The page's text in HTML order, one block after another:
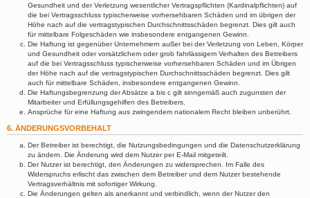
Gesundheit und der Verletzung wesentlicher Vertragspflichten (Kardinalpflichten) auf
die bei Vertragsschluss typischerweise vorhersehbaren Schäden und im übrigen der
Höhe nach auf die vertragstypischen Durchschnittsschäden begrenzt. Dies gilt auch
für mittelbare Folgeschäden wie insbesondere entgangenen Gewinn.
Die Haftung ist gegenüber Unternehmern außer bei der Verletzung von Leben, Körper
und Gesundheit oder vorsätzlichem oder grob fahrlässigem Verhalten des Betreibers
auf die bei Vertragsschluss typischerweise vorhersehbaren Schäden und im Übrigen
der Höhe nach auf die vertragstypischen Durchschnittsschäden begrenzt. Dies gilt
auch für mittelbare Schäden, insbesondere entgangenen Gewinn.
Die Haftungsbegrenzung der Absätze a bis c gilt sinngemäß auch zugunsten der
Mitarbeiter und Erfüllungsgehilfen des Betreibers.
Ansprüche für eine Haftung aus zwingendem nationalem Recht bleiben unberührt.
6. ÄNDERUNGSVORBEHALT
Der Betreiber ist berechtigt, die Nutzungsbedingungen und die Datenschutzerklärung
zu ändern. Die Änderung wird dem Nutzer per E-Mail mitgeteilt.
Der Nutzer ist berechtigt, den Änderungen zu widersprechen. Im Falle des
Widerspruchs erlischt das zwischen dem Betreiber und dem Nutzer bestehende
Vertragsverhältnis mit sofortiger Wirkung.
Die Änderungen gelten als anerkannt und verbindlich, wenn der Nutzer den